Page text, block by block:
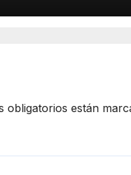
obligatorios están